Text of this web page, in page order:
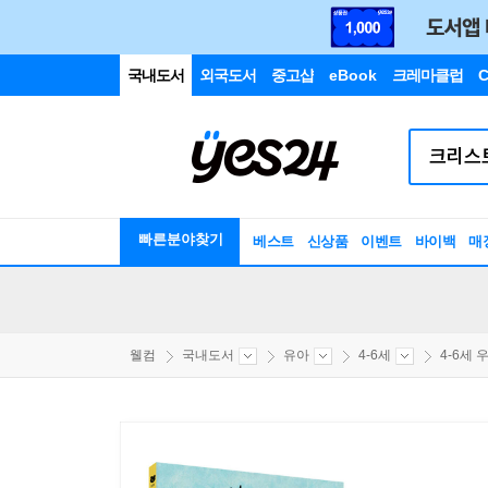
국내도서 외국도서 중고샵 eBook 크레마클럽
빠른분야찾기 베스트 신상품 이벤트 바이백 매
웰컴 국내도서 유아 4-6세 4-6세